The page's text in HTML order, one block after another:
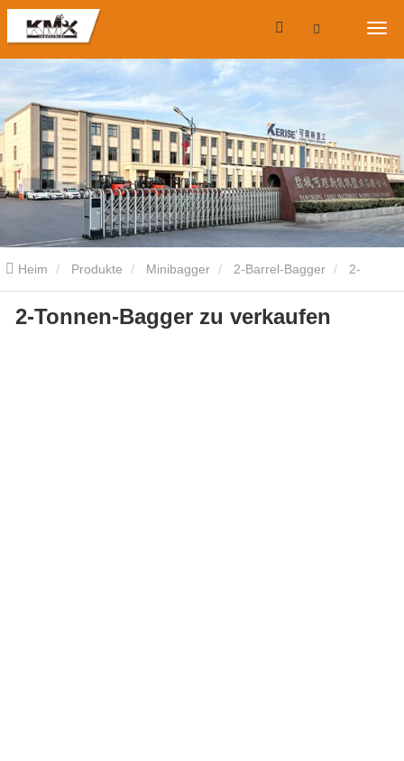
Heim Produkte Minibagger 2-Barrel-Bagger
Tonnen-Bagger zu verkaufen
2-Tonnen-Bagger zu verkaufen